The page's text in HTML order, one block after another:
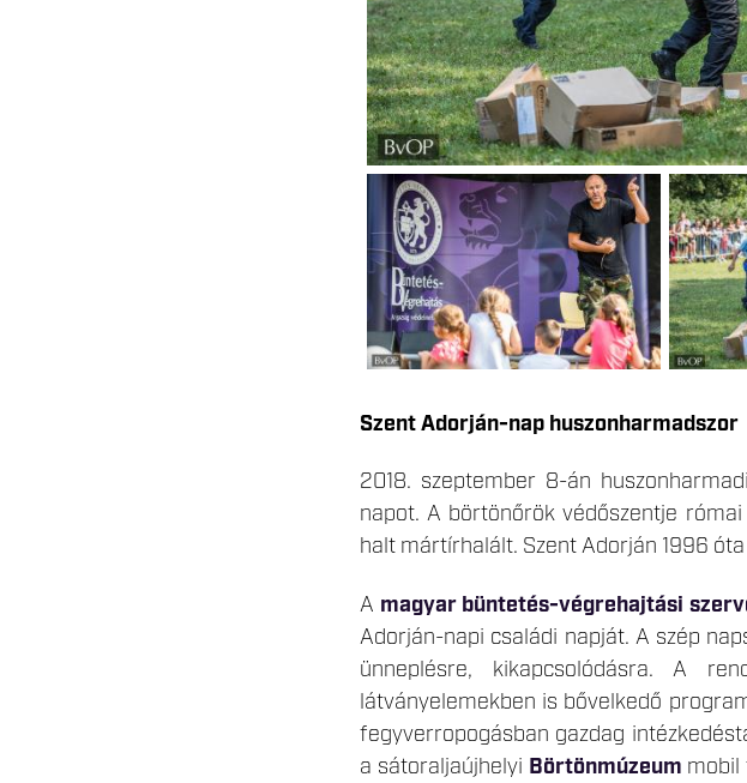
Szent Adorján-nap huszonharmadszor
2018. szeptember 8-án
napot. A börtönőrök védőszentje
halt mártírhalált. Szent Adorján 1996
A magyar büntetés-végrehajtási
Adorján-napi családi napját. A szép
ünneplésre, kikapcsolódásra. A
látványelemekben is bővelkedő
fegyverropogásban gazdag
a sátoraljaújhelyi Börtönmúzeum mobil